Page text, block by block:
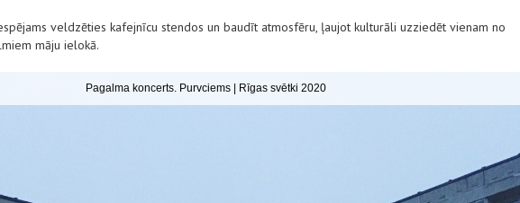
veldzēties kafejnīcu stendos un baudīt atmosfēru, ļaujot kulturāli uzziedēt vienam no
māju ielokā.
Pagalma koncerts. Purvciems | Rīgas svētki 2020